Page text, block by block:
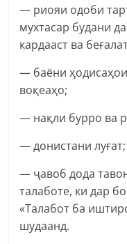
— риояи одоби
мухтасар будани
кардааст ва
— баёни ҳодисаҳои
воқеаҳо;
— нақли бурро ва
— донистани луғат;
— ҷавоб дода
талаботе, ки дар
«Талабот ба
шудаанд.